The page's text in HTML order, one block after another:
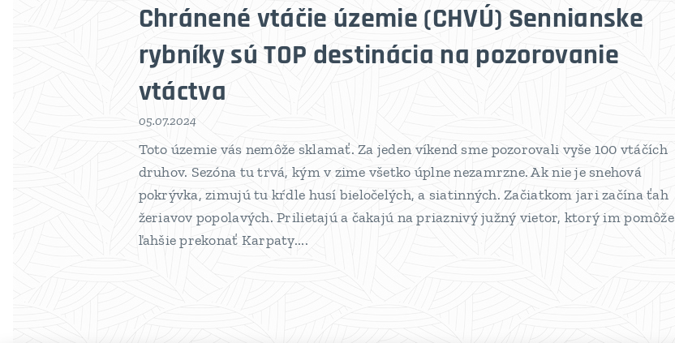
Chránené vtáčie územie (CHVÚ) Sennianske
rybníky sú TOP destinácia na pozorovanie
vtáctva
05.07.2024
Toto územie vás nemôže sklamať. Za jeden víkend sme pozorovali vyše 100 vtáčích
druhov. Sezóna tu trvá, kým v zime všetko úplne nezamrzne. Ak nie je snehová
pokrývka, zimujú tu kŕdle husí bieločelých, a siatinných. Začiatkom jari začína ťah
žeriavov popolavých. Prilietajú a čakajú na priaznivý južný vietor, ktorý im pomôže
ľahšie prekonať Karpaty....